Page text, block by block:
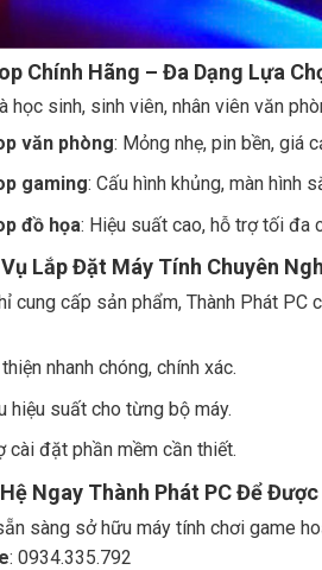
Chính Hãng – Đa Dạng Lựa
học sinh, sinh viên, nhân viên văn
văn phòng: Mỏng nhẹ, pin bền, giá
gaming: Cấu hình khủng, màn hình
đồ họa: Hiệu suất cao, hỗ trợ tối đa
Lắp Đặt Máy Tính Chuyên
cung cấp sản phẩm, Thành Phát
thiện nhanh chóng, chính xác.
hiệu suất cho từng bộ máy.
cài đặt phần mềm cần thiết.
Ngay Thành Phát PC Để
sàng sở hữu máy tính chơi game
: 0934.335.792